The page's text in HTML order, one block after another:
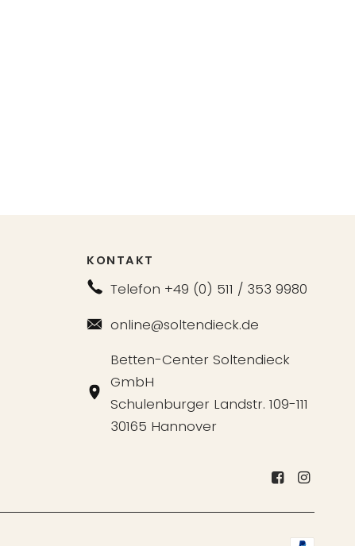
KONTAKT
Telefon +49 (0) 511 / 353 9980
online@soltendieck.de
Betten-Center Soltendieck
GmbH
Schulenburger Landstr. 109-111
30165 Hannover